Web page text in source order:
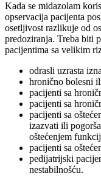
Kada se midazolam
opservacija pacijenta
osetljivost razlikuje od
predoziranja. Treba biti
pacijentima sa velikim
odrasli uzrasta
hronično bolesni
pacijenti sa
pacijenti sa
pacijenti sa
izazvati ili
oštećenjem
pacijenti sa
pedijatrijski
nestabilnošću.